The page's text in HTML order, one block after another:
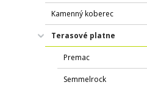
Kamenný koberec
Terasové platne
Premac
Semmelrock